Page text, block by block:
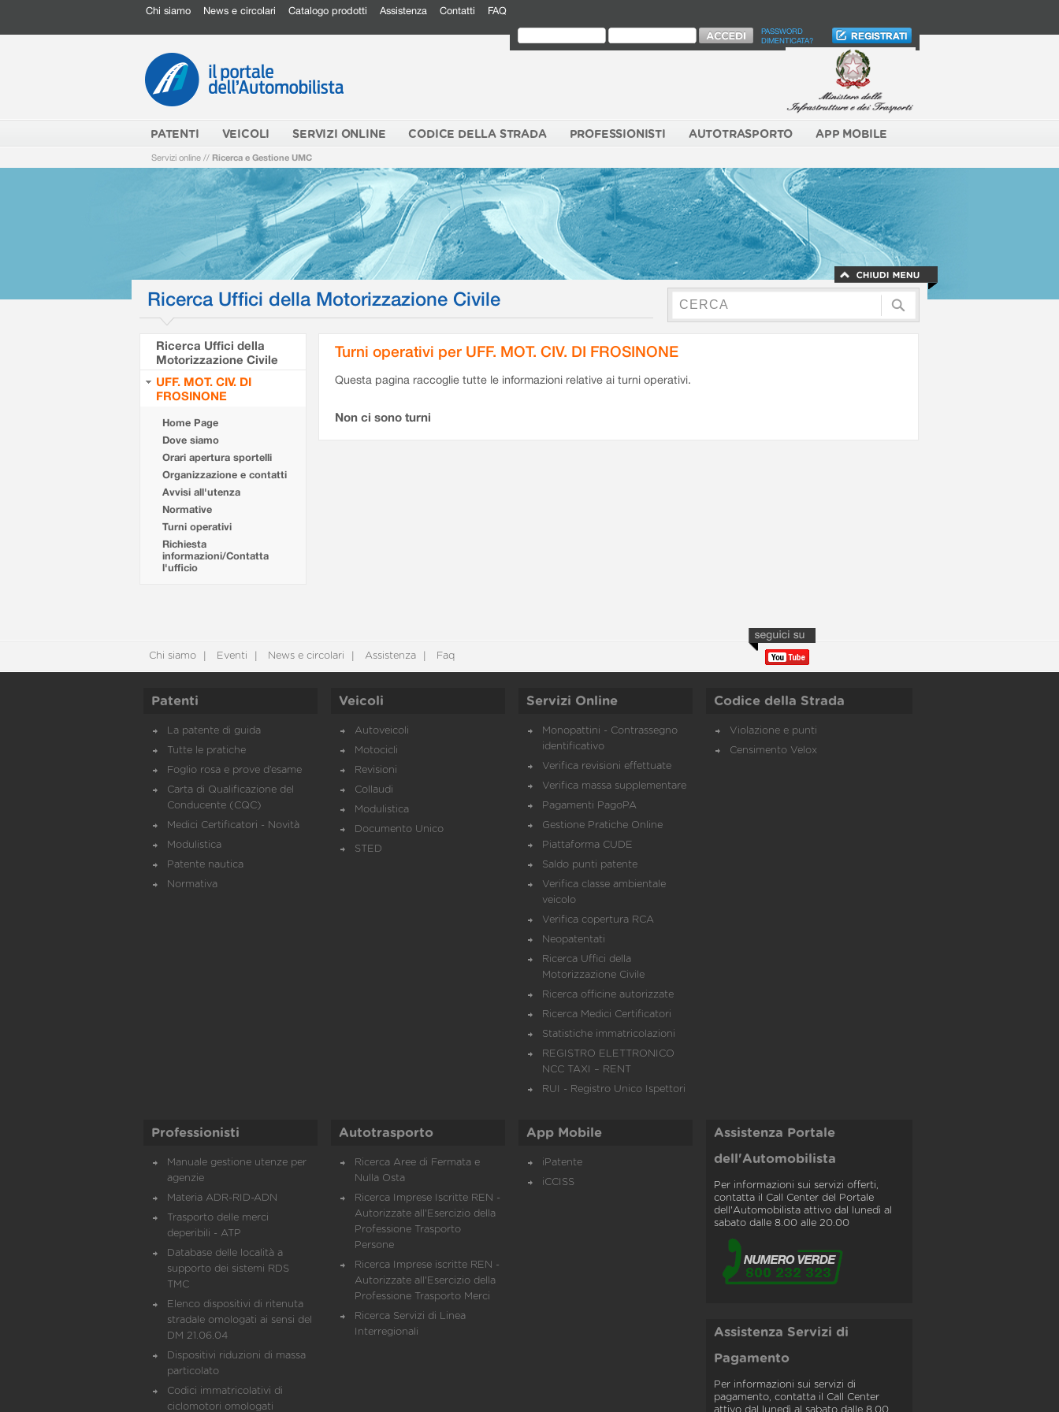
Chi siamo News e circolari Catalogo prodotti Assistenza Contatti FAQ
PASSWORD
DIMENTICATA?
PATENTI VEICOLI SERVIZI ONLINE CODICE DELLA STRADA PROFESSIONISTI AUTOTRASPORTO APP MOBILE
Servizi online // Ricerca e Gestione UMC
Ricerca Uffici della Motorizzazione Civile
Ricerca Uffici della
Motorizzazione Civile
UFF. MOT. CIV. DI
FROSINONE
Home Page
Dove siamo
Orari apertura sportelli
Organizzazione e contatti
Avvisi all'utenza
Normative
Turni operativi
Richiesta
informazioni/Contatta
l'ufficio
Turni operativi per UFF. MOT. CIV. DI FROSINONE
Questa pagina raccoglie tutte le informazioni relative ai turni operativi.
Non ci sono turni
Chi siamo Eventi News e circolari Assistenza Faq
Patenti
La patente di guida
Tutte le pratiche
Foglio rosa e prove d’esame
Carta di Qualificazione del
Conducente (CQC)
Medici Certificatori - Novità
Modulistica
Patente nautica
Normativa
Veicoli
Autoveicoli
Motocicli
Revisioni
Collaudi
Modulistica
Documento Unico
STED
Servizi Online
Monopattini - Contrassegno
identificativo
Verifica revisioni effettuate
Verifica massa supplementare
Pagamenti PagoPA
Gestione Pratiche Online
Piattaforma CUDE
Saldo punti patente
Verifica classe ambientale
veicolo
Verifica copertura RCA
Neopatentati
Ricerca Uffici della
Motorizzazione Civile
Ricerca officine autorizzate
Ricerca Medici Certificatori
Statistiche immatricolazioni
REGISTRO ELETTRONICO
NCC TAXI – RENT
RUI - Registro Unico Ispettori
Codice della Strada
Violazione e punti
Censimento Velox
Professionisti
Manuale gestione utenze per
agenzie
Materia ADR-RID-ADN
Trasporto delle merci
deperibili - ATP
Database delle località a
supporto dei sistemi RDS
TMC
Elenco dispositivi di ritenuta
stradale omologati ai sensi del
DM 21.06.04
Dispositivi riduzioni di massa
particolato
Codici immatricolativi di
ciclomotori omologati
Autotrasporto
Ricerca Aree di Fermata e
Nulla Osta
Ricerca Imprese Iscritte REN -
Autorizzate all'Esercizio della
Professione Trasporto
Persone
Ricerca Imprese iscritte REN -
Autorizzate all'Esercizio della
Professione Trasporto Merci
Ricerca Servizi di Linea
Interregionali
App Mobile
iPatente
iCCISS
Assistenza Portale
dell'Automobilista
Per informazioni sui servizi offerti,
contatta il Call Center del Portale
dell'Automobilista attivo dal lunedì al
sabato dalle 8.00 alle 20.00
Assistenza Servizi di
Pagamento
Per informazioni sui servizi di
pagamento, contatta il Call Center